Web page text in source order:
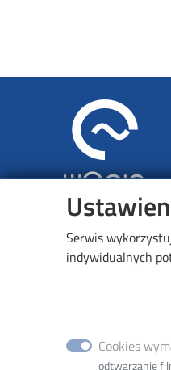
Serwis
indywidualnych
Cookies
odtwarzanie
Image
Wydział
ul. Stefana